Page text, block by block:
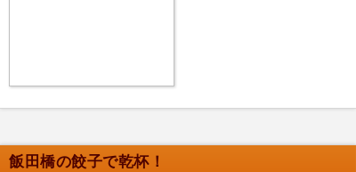
飯田橋の餃子で乾杯！